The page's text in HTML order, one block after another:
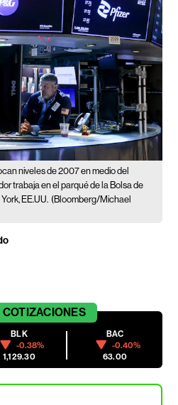
niveles de 2007 en medio del
trabaja en el parqué de la Bolsa de
EE.UU. (Bloomberg/Michael
COTIZACIONES
BLK
-0.38%
1,129.30
BAC
-0.40%
63.00